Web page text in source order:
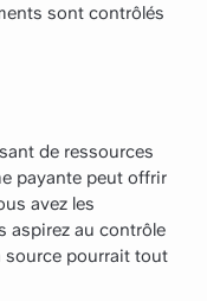
sont contrôlés
de ressources
payante peut offrir
avez les
aspirez au contrôle
source pourrait tout